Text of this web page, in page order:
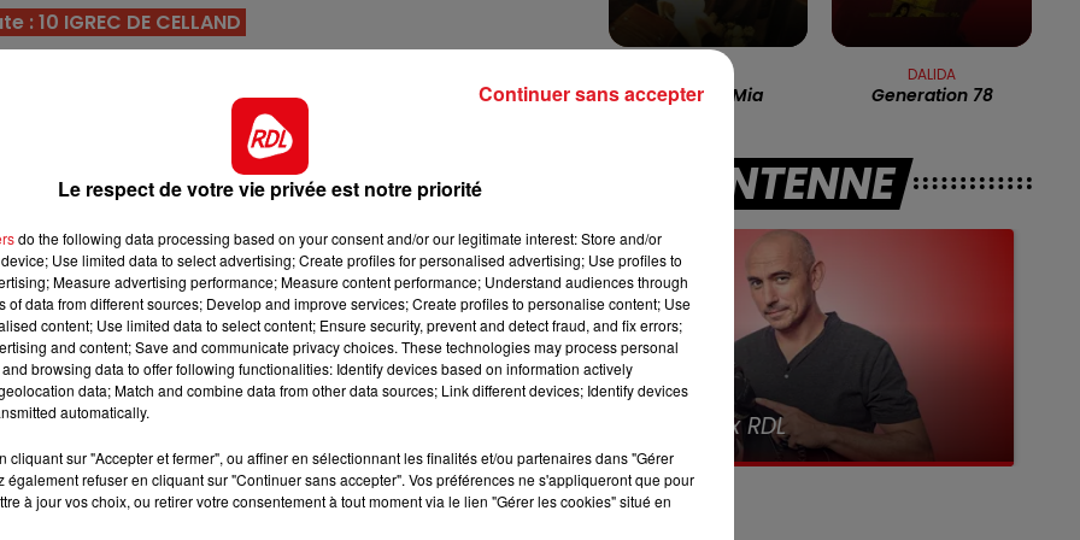
LES APRÈS-MIDI QUI CHANTENT
16h00 - 19h00
LE JUKEBOX RDL
: 10 IGREC DE CELLAND
et descend de catégorie en affrontant des candidats
mais reste sur de très bonnes perfs en étant deférré
ce parcours, c'est une priorité.
il est revenu le mois dernier pour se remettre en
il sera beaucoup plus dangereux.
le trot monté et l'attelé, et sa dernière sortie au sulky
victoire à Cagnes.
sur les pistes plates, mais en regardant plus loin il s'est
Son retour est à suivre de prés.
en France, et a montré tout de suite de la qualité. Sa
faveur pour un accessit.
puis a du monter ensuite de catégorie, ce qui lui a
mieux aujourd'hui, il vaut une 5éme place.
Mamma Mia
DALIDA
Generation 78
A L'ANTENNE
16h00 - 19h00 7h00 - 10h00
Debout c'est l'heure
Le respect de votre vie privée est notre priorité
do the following data processing based on your consent and/or our legitimate interest: Store and/or
Use limited data to select advertising; Create profiles for personalised advertising; Use profiles to
Measure advertising performance; Measure content performance; Understand audiences through
of data from different sources; Develop and improve services; Create profiles to personalise content; Use
content; Use limited data to select content; Ensure security, prevent and detect fraud, and fix errors;
and content; Save and communicate privacy choices. These technologies may process personal
browsing data to offer following functionalities: Identify devices based on information actively
data; Match and combine data from other data sources; Link different devices; Identify devices
automatically.
cliquant sur "Accepter et fermer", ou affiner en sélectionnant les finalités et/ou partenaires dans "Gérer
également refuser en cliquant sur "Continuer sans accepter". Vos préférences ne s'appliqueront que pour
à jour vos choix, ou retirer votre consentement à tout moment via le lien "Gérer les cookies" situé en
Continuer sans accepter